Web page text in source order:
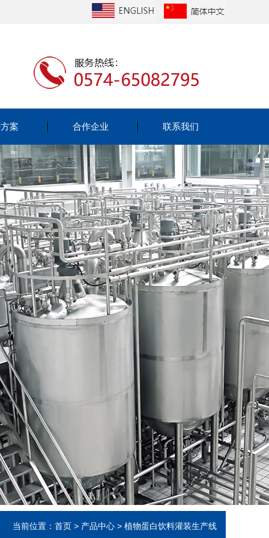
案 合作企业 联系我们
当前位置： 首页 > 产品中心 > 植物蛋白饮料灌装生产线